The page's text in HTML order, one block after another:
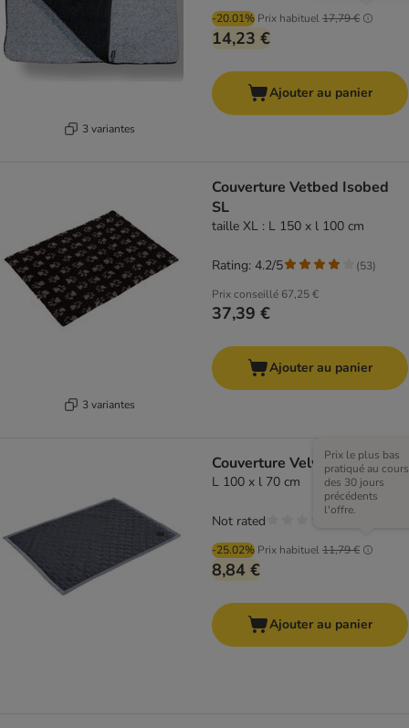
3 variantes
-20.01% Prix habituel17,79 €
14,23 €
Ajouter au panier
3 variantes
Couverture Vetbed Isobed
SL
taille XL : L 150 x l 100 cm
Prix conseillé 67,25 €
37,39 €
Rating: 4.2/5 (53)
Ajouter au panier
Couverture Velvet
L 100 x l 70 cm
-25.02% Prix habituel11,79 €
Prix le plus bas
pratiqué au cours
des 30 jours
précédents
l'offre.
8,84 €
Not rated
Ajouter au panier